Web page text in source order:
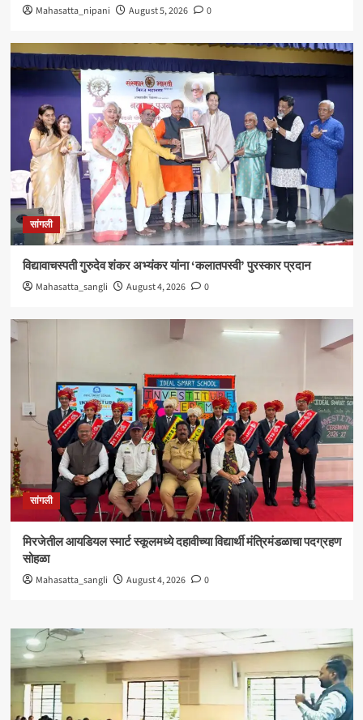
Mahasatta_nipani August 5, 2026 0
सांगली
विद्यावाचस्पती गुरुदेव शंकर अभ्यंकर यांना ‘कलातपस्वी’ पुरस्कार प्रदान
Mahasatta_sangli August 4, 2026 0
सांगली
मिरजेतील आयडियल स्मार्ट स्कूलमध्ये दहावीच्या विद्यार्थी मंत्रिमंडळाचा पदग्रहण
सोहळा
Mahasatta_sangli August 4, 2026 0